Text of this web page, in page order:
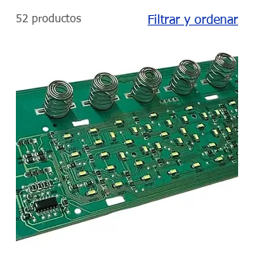
52 productos Filtrar y ordenar